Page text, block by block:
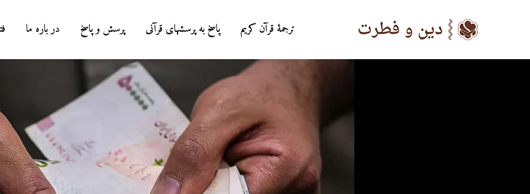
ترجمۀ قرآن کریم پاسخ به پرسشهای قرآنی پرسش و پاسخ در باره ما